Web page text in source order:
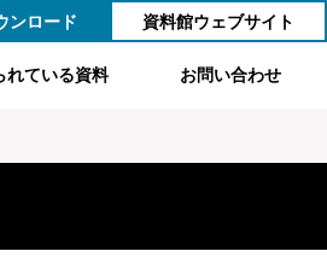
ンロード 資料館ウェブサイト
れている資料 お問い合わせ